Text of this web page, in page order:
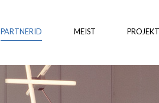
PARTNERID MEIST